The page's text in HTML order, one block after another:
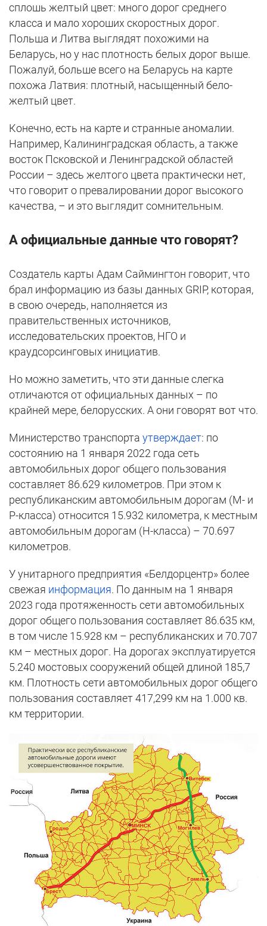
сплошь желтый цвет: много дорог среднего
класса и мало хороших скоростных дорог.
Польша и Литва выглядят похожими на
Беларусь, но у нас плотность белых дорог выше.
Пожалуй, больше всего на Беларусь на карте
похожа Латвия: плотный, насыщенный бело-
желтый цвет.
Конечно, есть на карте и странные аномалии.
Например, Калининградская область, а также
восток Псковской и Ленинградской областей
России – здесь желтого цвета практически нет,
что говорит о превалировании дорог высокого
качества, – и это выглядит сомнительным.
А официальные данные что говорят?
Создатель карты Адам Саймингтон говорит, что
брал информацию из базы данных GRIP, которая,
в свою очередь, наполняется из
правительственных источников,
исследовательских проектов, НГО и
краудсорсинговых инициатив.
Но можно заметить, что эти данные слегка
отличаются от официальных данных – по
крайней мере, белорусских. А они говорят вот что.
Министерство транспорта утверждает: по
состоянию на 1 января 2022 года сеть
автомобильных дорог общего пользования
составляет 86.629 километров. При этом к
республиканским автомобильным дорогам (М- и
Р-класса) относится 15.932 километра, к местным
автомобильным дорогам (Н-класса) – 70.697
километров.
У унитарного предприятия «Белдорцентр» более
свежая информация. По данным на 1 января
2023 года протяженность сети автомобильных
дорог общего пользования составляет 86.635 км,
в том числе 15.928 км – республиканских и 70.707
км – местных дорог. На дорогах эксплуатируется
5.240 мостовых сооружений общей длиной 185,7
км. Плотность сети автомобильных дорог общего
пользования составляет 417,299 км на 1.000 кв.
км территории.